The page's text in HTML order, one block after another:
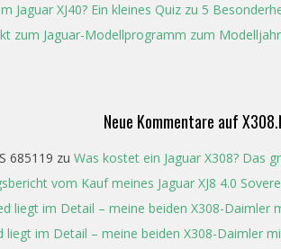
Jaguar XJ40? Ein kleines Quiz zu 5
zum Jaguar-Modellprogramm zum
Neue Kommentare auf
685119 zu Was kostet ein Jaguar X308? Das
vom Kauf meines Jaguar XJ8 4.0
liegt im Detail – meine beiden X308-Daimler
liegt im Detail – meine beiden X308-Daimler